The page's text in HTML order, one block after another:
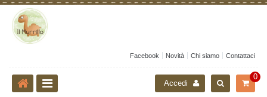
Facebook Novità Chi siamo Contattaci
0
Accedi